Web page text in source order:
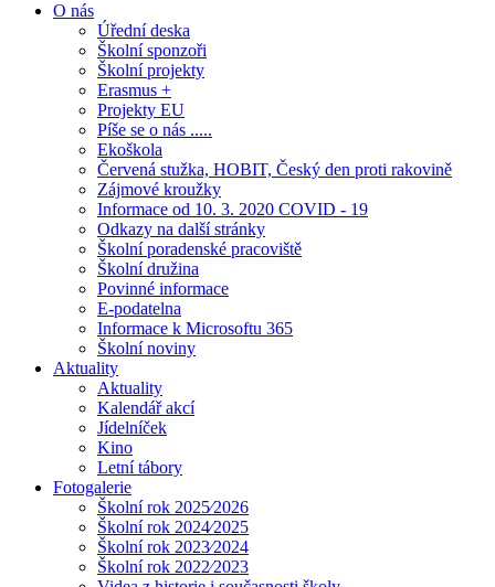
O nás
Úřední deska
Školní sponzoři
Školní projekty
Erasmus +
Projekty EU
Píše se o nás .....
Ekoškola
Červená stužka, HOBIT, Český den proti rakovině
Zájmové kroužky
Informace od 10. 3. 2020 COVID - 19
Odkazy na další stránky
Školní poradenské pracoviště
Školní družina
Povinné informace
E-podatelna
Informace k Microsoftu 365
Školní noviny
Aktuality
Aktuality
Kalendář akcí
Jídelníček
Kino
Letní tábory
Fotogalerie
Školní rok 2025⁄2026
Školní rok 2024⁄2025
Školní rok 2023⁄2024
Školní rok 2022⁄2023